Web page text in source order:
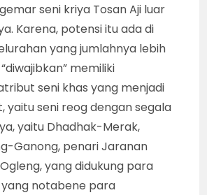
seni kriya Tosan Aji luar
Karena, potensi itu ada di
yang jumlahnya lebih
memiliki
seni khas yang menjadi
yaitu seni reog dengan segala
yaitu Dhadhak-Merak,
Ganong, penari Jaranan
yang didukung para
notabene para